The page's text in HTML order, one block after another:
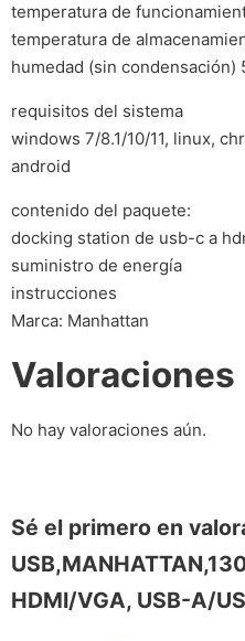
temperatura de
temperatura de
humedad (sin condensación)
requisitos del sistema
windows 7/8.1/10/11, linux,
android
contenido del paquete:
docking station de usb-c a
suministro de energía
instrucciones
Marca: Manhattan
Valoraciones
No hay valoraciones aún.
Sé el primero en
HDMI/VGA, USB-A/